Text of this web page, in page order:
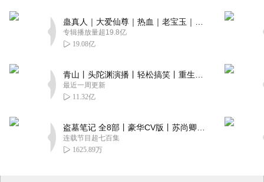
专辑播放量超19.8亿
19.08亿
最近一周更新
11.32亿
连载节目超七百集
1625.89万